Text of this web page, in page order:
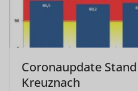
Coronaupdate
Kreuznach